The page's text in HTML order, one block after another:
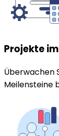
Projekte
Überwachen
Meilensteine